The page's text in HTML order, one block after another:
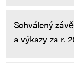
Schválený
a výkazy za r.